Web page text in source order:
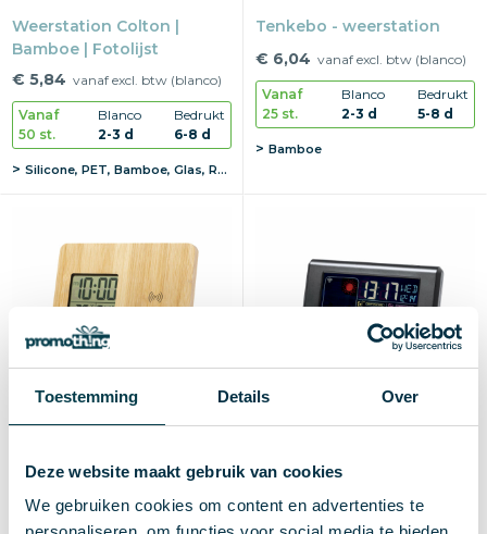
Toestemming Details Over
Deze website maakt gebruik van cookies
We gebruiken cookies om content en advertenties te
Weerstation Colton |
Bamboe | Fotolijst
€ 5,84 vanaf excl. btw (blanco)
Vanaf
50 st.
Blanco
2-3 d
Bedrukt
6-8 d
Silicone, PET, Bamboe, Glas, Rubber
Tenkebo - weerstation
€ 6,04 vanaf excl. btw (blanco)
Vanaf
25 st.
Blanco
2-3 d
Bedrukt
5-8 d
Bamboe
Oplader Weerstation Fiory
€ 14,65 vanaf excl. btw (blanco)
Weerstation Lautar
€ 24,55 vanaf excl. btw (blanco)